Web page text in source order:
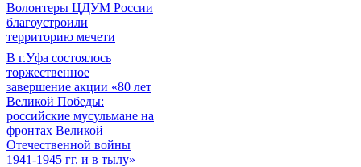
Волонтеры ЦДУМ России
благоустроили
территорию мечети
В г.Уфа состоялось
торжественное
завершение акции «80 лет
Великой Победы:
российские мусульмане на
фронтах Великой
Отечественной войны
1941-1945 гг. и в тылу»